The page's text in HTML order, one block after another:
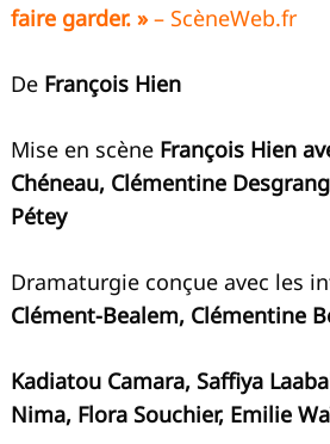
faire garder. » – ScèneWeb.fr
De François Hien
Mise en scène François Hien
Chéneau, Clémentine
Pétey
Dramaturgie conçue avec les
Clément-Bealem, Clémentine
Kadiatou Camara, Saffiya
Nima, Flora Souchier, Emilie